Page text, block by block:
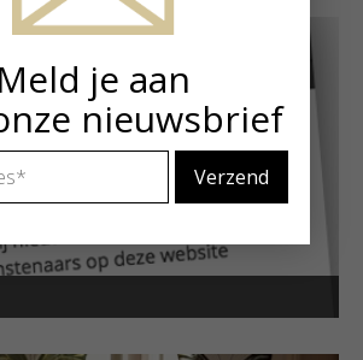
Meld je aan
nieuwsbrief
*